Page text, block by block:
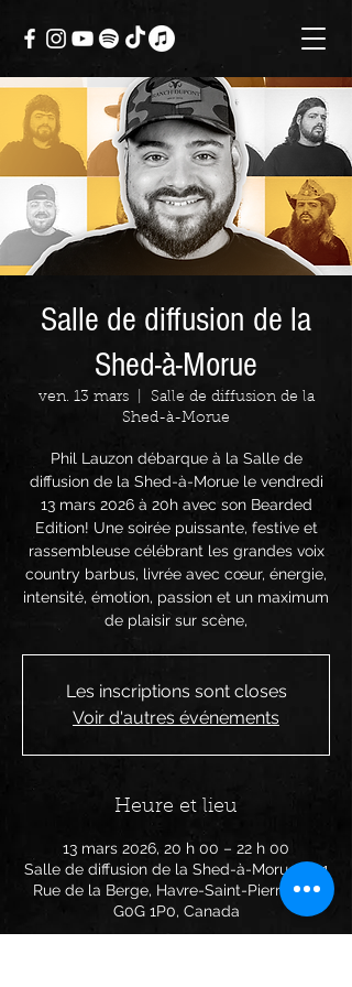
Salle de diffusion de la
Shed-à-Morue
ven. 13 mars
  |
Salle de diffusion de la
Shed-à-Morue
Phil Lauzon débarque à la Salle de
diffusion de la Shed-à-Morue le vendredi
13 mars 2026 à 20h avec son Bearded
Edition! Une soirée puissante, festive et
rassembleuse célébrant les grandes voix
country barbus, livrée avec cœur, énergie,
intensité, émotion, passion et un maximum
de plaisir sur scène,
Les inscriptions sont closes
Voir d'autres événements
Heure et lieu
13 mars 2026, 20 h 00 – 22 h 00
Salle de diffusion de la Shed-à-Morue, 951
Rue de la Berge, Havre-Saint-Pierre, QC
G0G 1P0, Canada